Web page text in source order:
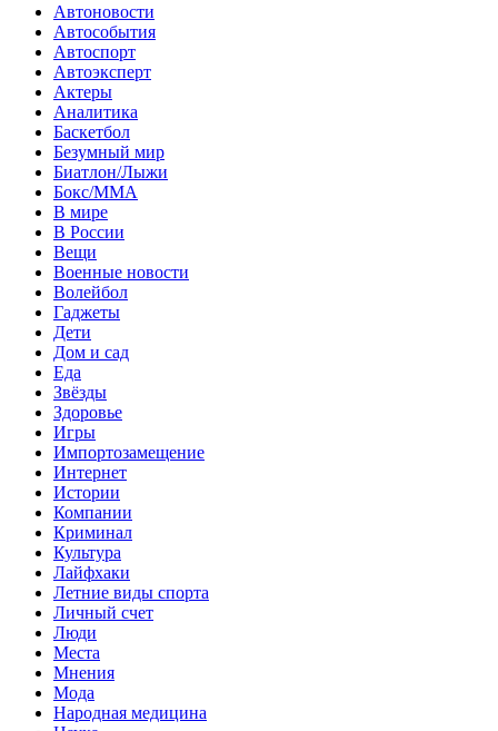
Автоновости
Автособытия
Автоспорт
Автоэксперт
Актеры
Аналитика
Баскетбол
Безумный мир
Биатлон/Лыжи
Бокс/MMA
В мире
В России
Вещи
Военные новости
Волейбол
Гаджеты
Дети
Дом и сад
Еда
Звёзды
Здоровье
Игры
Импортозамещение
Интернет
Истории
Компании
Криминал
Культура
Лайфхаки
Летние виды спорта
Личный счет
Люди
Места
Мнения
Мода
Народная медицина